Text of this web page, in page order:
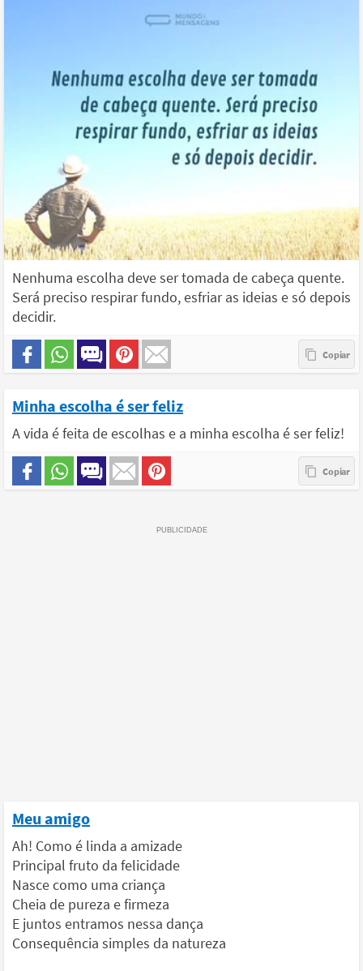
Nenhuma escolha deve ser tomada de cabeça quente.
Será preciso respirar fundo, esfriar as ideias e só depois
decidir.
Minha escolha é ser feliz
A vida é feita de escolhas e a minha escolha é ser feliz!
Meu amigo
Ah! Como é linda a amizade
Principal fruto da felicidade
Nasce como uma criança
Cheia de pureza e firmeza
E juntos entramos nessa dança
Consequência simples da natureza